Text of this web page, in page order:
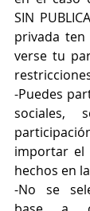
SIN
privada
verse tu
-Puedes
sociales,
importar el
hechos en
-No se